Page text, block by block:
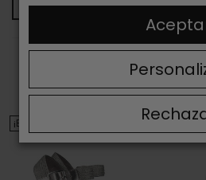
Mostrando 13-24 de
¡EN OFERTA!